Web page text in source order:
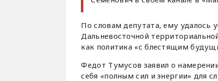
По словам депутата, ему удалось
Дальневосточной
как политика «с блестящим
Федот Тумусов заявил о
себя «полным сил и энергии» для